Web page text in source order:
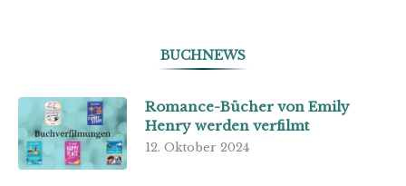
BUCHNEWS
Romance-Bücher von Emily
Henry werden verfilmt
12. Oktober 2024